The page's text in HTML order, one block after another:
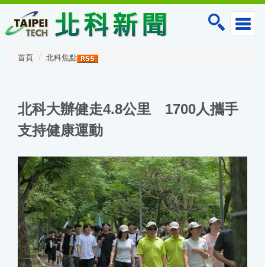
主
首頁 北科焦點
北科大辦健走4.8公里 1700人攜手
支持健康運動